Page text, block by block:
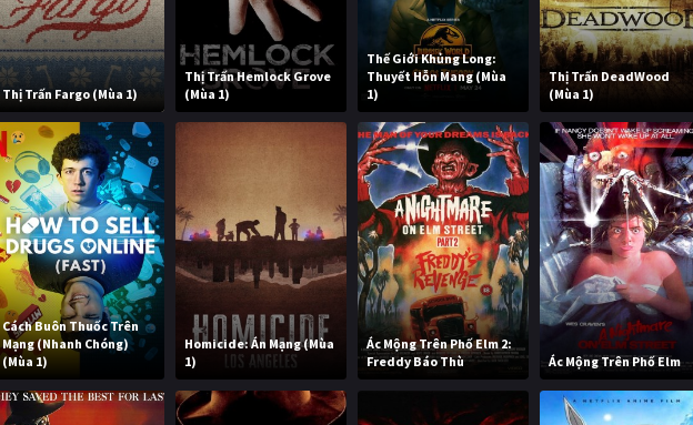
Thị Trấn Fargo (Mùa 1)
Thị Trấn Hemlock Grove
(Mùa 1)
Thế Giới Khủng Long:
Thuyết Hỗn Mang (Mùa
1)
Thị Trấn DeadWood
(Mùa 1)
Cách Buôn Thuốc Trên
Mạng (Nhanh Chóng)
(Mùa 1)
Homicide: Án Mạng (Mùa
1)
Ác Mộng Trên Phố Elm 2:
Freddy Báo Thù
Ác Mộng Trên Phố Elm